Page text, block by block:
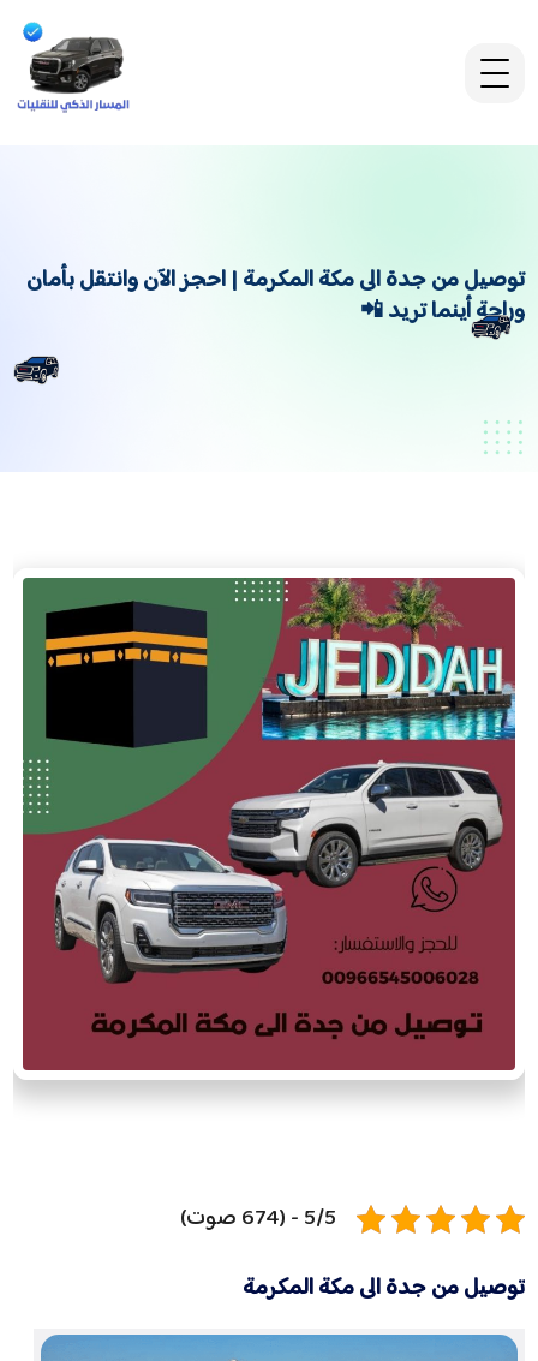
توصيل من جدة الى مكة المكرمة | احجز الآن وانتقل بأمان
وراحة أينما تريد 📲
5/5 - (674 صوت)
توصيل من جدة الى مكة المكرمة